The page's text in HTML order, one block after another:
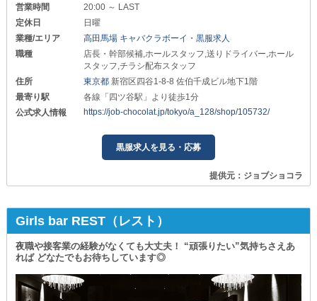
営業時間
20:00 ～ LAST
定休日
日曜
業種/エリア
高田馬場 キャバクラボーイ・黒服求人
職種
店長・幹部候補,ホールスタッフ,送りドライバー,ホール
スタッフ,チラシ配布スタッフ
住所
東京都 新宿区四谷1-8-8 佐伯千成ビル地下1階
最寄り駅
各線「四ツ谷駅」より徒歩1分
公式求人情報
https://job-chocolat.jp/tokyo/a_128/shop/105732/
黒服求人を見る・応募
提供元：ジョブショコラ
Girls bar REST（レスト）
夜職や接客業の経験がなくても大丈夫！ “頑張りたい”気持ちさえあ
れば どなたでもお待ちしています◎